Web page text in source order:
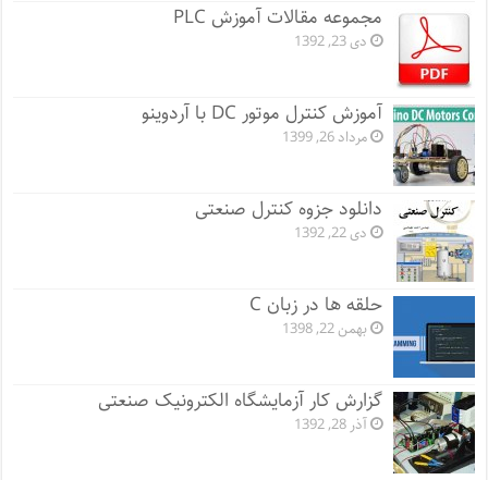
مجموعه مقالات آموزش PLC
دی 23, 1392
آموزش کنترل موتور DC با آردوینو
مرداد 26, 1399
دانلود جزوه کنترل صنعتی
دی 22, 1392
حلقه ها در زبان C
بهمن 22, 1398
گزارش کار آزمایشگاه الکترونیک صنعتی
آذر 28, 1392